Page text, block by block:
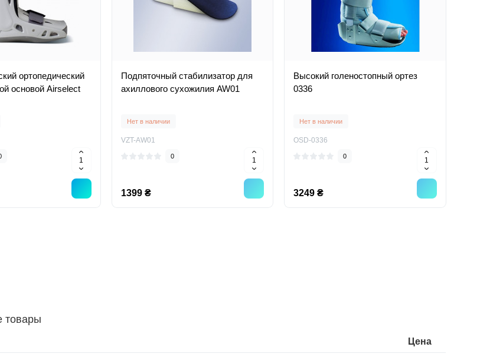
ортопедический
основой Airselect
Подпяточный стабилизатор для
ахиллового сухожилия AW01
Нет в наличии
VZT-AW01
0
1399 ₴
Высокий голеностопный ортез
0336
Нет в наличии
OSD-0336
0
3249 ₴
товары
Цена